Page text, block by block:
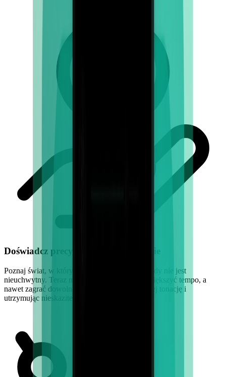
Doświadcz precyzji na twoje polecenie
Poznaj świat, w którym puls twojej melodii nigdy nie jest
nieuchwytny. Teraz możesz zmniejszyć lub zwiększyć tempo, a
nawet zagrać dowolną piosenkę, zachowując jej tonację i
utrzymując nieskazitelną jakość.